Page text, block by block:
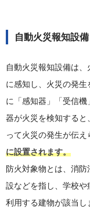
自動火災報知設備
自動火災報知設備は
に感知し、火災の発
に「感知器」「受信
器が火災を検知すると
って火災の発生が伝え
に設置されます。
防火対象物とは、消
設などを指し、学校
利用する建物が該当し